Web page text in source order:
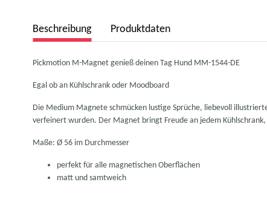
Beschreibung Produktdaten
Pickmotion M-Magnet genieß deinen Tag Hund MM-1544-DE
Egal ob an Kühlschrank oder Moodboard
Die Medium Magnete schmücken lustige Sprüche, liebevoll
verfeinert wurden. Der Magnet bringt Freude an jedem
Maße: Ø 56 im Durchmesser
perfekt für alle magnetischen Oberflächen
matt und samtweich